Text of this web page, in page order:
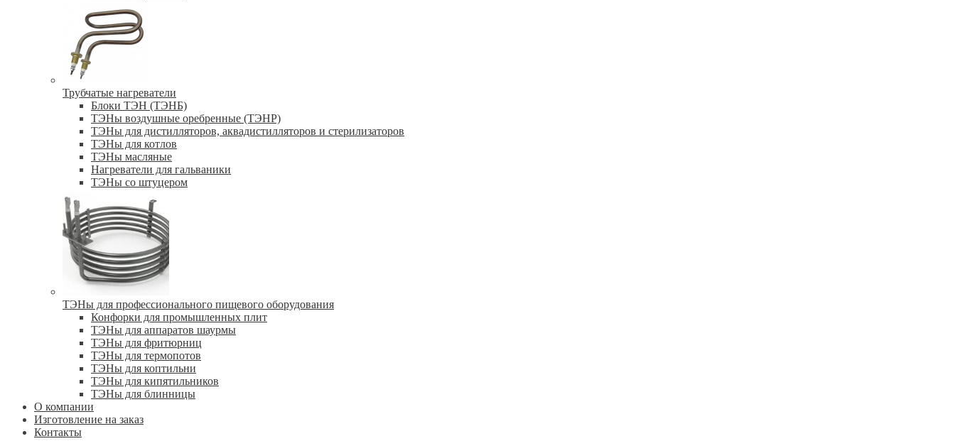
Трубчатые нагреватели
Блоки ТЭН (ТЭНБ)
ТЭНы воздушные оребренные (ТЭНР)
ТЭНы для дистилляторов, аквадистилляторов и стерилизаторов
ТЭНы для котлов
ТЭНы масляные
Нагреватели для гальваники
ТЭНы со штуцером
ТЭНы для профессионального пищевого оборудования
Конфорки для промышленных плит
ТЭНы для аппаратов шаурмы
ТЭНы для фритюрниц
ТЭНы для термопотов
ТЭНы для коптильни
ТЭНы для кипятильников
ТЭНы для блинницы
О компании
Изготовление на заказ
Контакты